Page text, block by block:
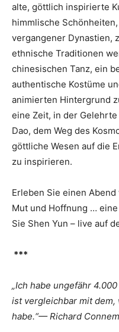
alte, göttlich inspirierte
himmlische
vergangener Dynastien,
ethnische Traditionen
chinesischen Tanz, ein
authentische Kostüme
animierten Hintergrund
eine Zeit, in der
Dao, dem Weg des
göttliche Wesen auf die
zu inspirieren.
Erleben Sie einen
Mut und Hoffnung …
Sie Shen Yun – live auf
***
„Ich habe ungefähr
ist vergleichbar mit dem,
habe.“— Richard